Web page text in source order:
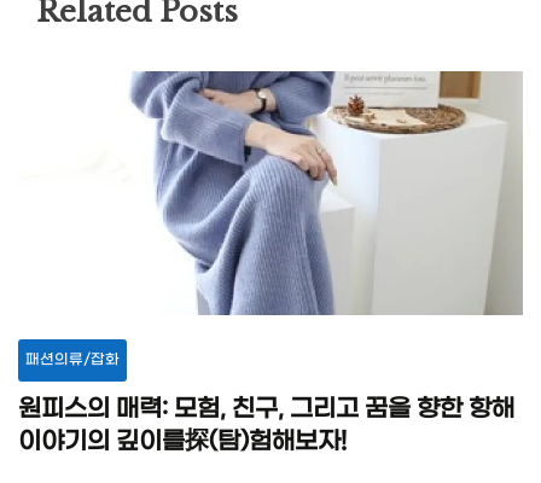
Related Posts
패션의류/잡화
원피스의 매력: 모험, 친구, 그리고 꿈을 향한 항해
이야기의 깊이를探(탐)험해보자!